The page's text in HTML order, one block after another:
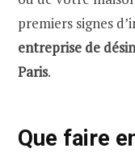
premiers signes
entreprise de
Paris.
Que faire